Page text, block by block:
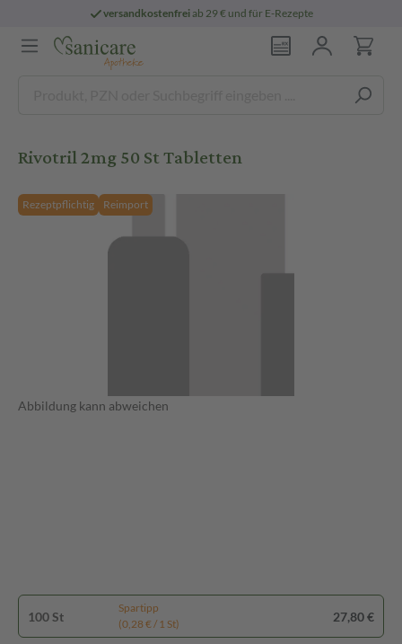
versandkostenfreiab 29 € und für E-Rezepte
Rivotril 2mg 50 St Tabletten
Rezeptpflichtig Reimport
Abbildung kann abweichen
100 St
Spartipp
(0,28 € / 1 St)
27,80 €